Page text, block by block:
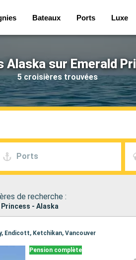
Bateaux Ports Luxe
Alaska sur Emerald
5 croisières trouvées
Ports
de recherche :
Princess - Alaska
Endicott, Ketchikan, Vancouver
Pension complète